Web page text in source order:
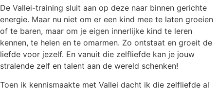
De Vallei-training sluit aan op deze naar binnen gerichte
energie. Maar nu niet om er een kind mee te laten groeien
of te baren, maar om je eigen innerlijke kind te leren
kennen, te helen en te omarmen. Zo ontstaat en groeit de
liefde voor jezelf. En vanuit die zelfliefde kan je jouw
stralende zelf en talent aan de wereld schenken!
Toen ik kennismaakte met Vallei dacht ik die zelfliefde al